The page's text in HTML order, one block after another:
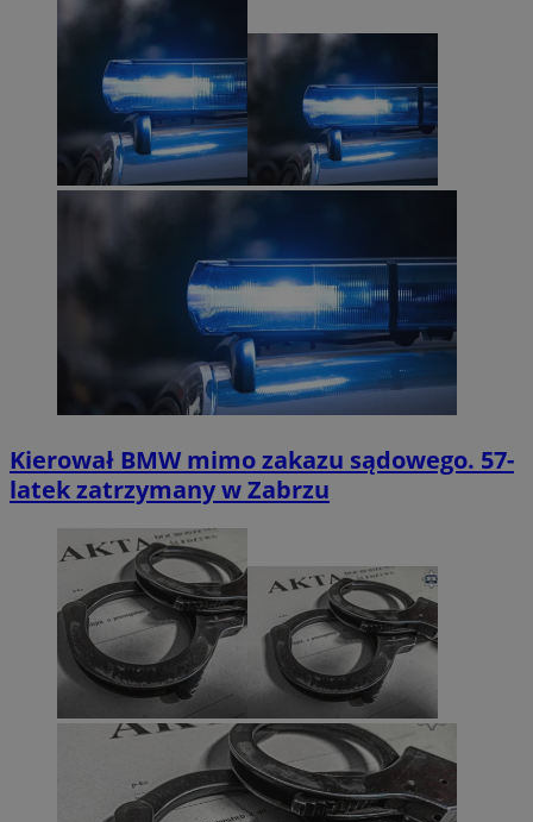
Kierował BMW mimo zakazu sądowego. 57-
latek zatrzymany w Zabrzu